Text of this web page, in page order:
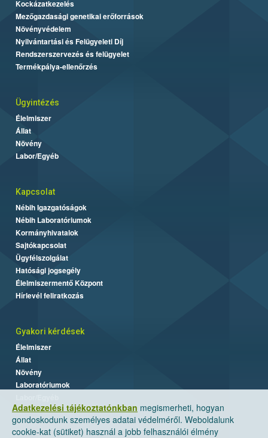
Adatkezelési tájékoztatónkban megismerheti, hogyan
gondoskodunk személyes adatai védelméről. Weboldalunk
cookie-kat (sütiket) használ a jobb felhasználói élmény
Kockázatkezelés
Mezőgazdasági genetikai erőforrások
Növényvédelem
Nyilvántartási és Felügyeleti Díj
Rendszerszervezés és felügyelet
Termékpálya-ellenőrzés
Ügyintézés
Élelmiszer
Állat
Növény
Labor/Egyéb
Kapcsolat
Nébih Igazgatóságok
Nébih Laboratóriumok
Kormányhivatalok
Sajtókapcsolat
Ügyfélszolgálat
Hatósági jogsegély
Élelmiszermentő Központ
Hírlevél feliratkozás
Gyakori kérdések
Élelmiszer
Állat
Növény
Laboratóriumok